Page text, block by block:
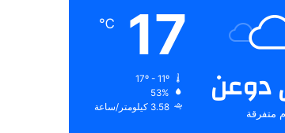
دوعن
متفرقة
17
℃
53%
3.58 كيلومتر/ساعة